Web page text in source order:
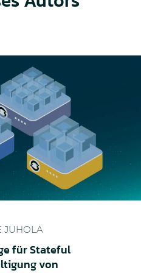
JUHOLA
für Stateful
von